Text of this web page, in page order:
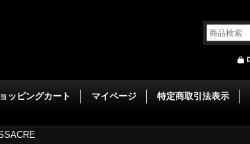
ッピングカート マイページ 特定商取引法表示